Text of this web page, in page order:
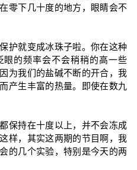
零下几十度的地方，眼睛会不
护就变成冰珠子啦。你在这种
的频率会不会稍稍的高一些
为我们的盐碱不断的开合，我
产生丰富的热量。即使在数九
保持在十度以上，并不会冻成
样，其实这两期的节目啊，我
的几个实验，特别是今天的两